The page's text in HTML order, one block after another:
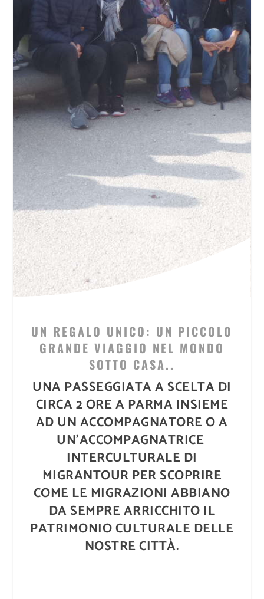
UN REGALO UNICO: UN PICCOLO
GRANDE VIAGGIO NEL MONDO
SOTTO CASA..
UNA PASSEGGIATA A SCELTA DI
CIRCA 2 ORE A PARMA INSIEME
AD UNACCOMPAGNATORE O A
UN’ACCOMPAGNATRICE
INTERCULTURALE DI
MIGRANTOUR PER SCOPRIRE
COME LE MIGRAZIONI ABBIANO
DA SEMPRE ARRICCHITO IL
PATRIMONIO CULTURALE DELLE
NOSTRE CITTÀ.